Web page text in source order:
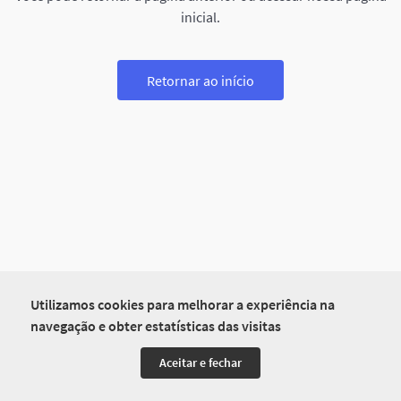
Utilizamos cookies para melhorar a experiência na
navegação e obter estatísticas das visitas
Aceitar e fechar
inicial.
Retornar ao início